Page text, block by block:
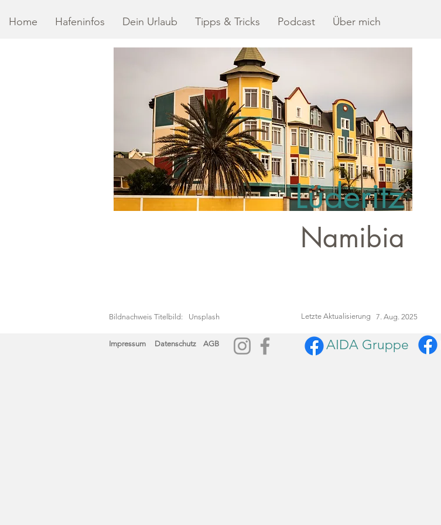
Home Hafeninfos Dein Urlaub Tipps & Tricks Podcast Über mich
Lüderitz
Namibia
Bildnachweis Titelbild: Unsplash Letzte Aktualisierung 7. Aug. 2025
Impressum Datenschutz AGB AIDA Gruppe